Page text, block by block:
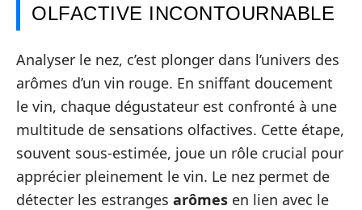
OLFACTIVE INCONTOURNABLE
Analyser le nez, c’est plonger dans l’univers des
arômes d’un vin rouge. En sniffant doucement
le vin, chaque dégustateur est confronté à une
multitude de sensations olfactives. Cette étape,
souvent sous-estimée, joue un rôle crucial pour
apprécier pleinement le vin. Le nez permet de
détecter les estranges arômes en lien avec le